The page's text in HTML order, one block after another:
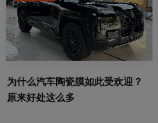
为什么汽车陶瓷膜如此受欢迎？
原来好处这么多